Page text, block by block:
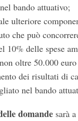
bando attuativo;
ulteriore
che può
10% delle spese
oltre 50.000
dei risultati di
nel bando
domandesarà